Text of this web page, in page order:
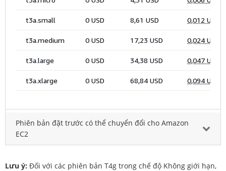
Phiên bản đặt trước có thể chuyển đổi cho Amazon
EC2
Lưu ý: Đối với các phiên bản T4g trong chế độ Không giới hạn,